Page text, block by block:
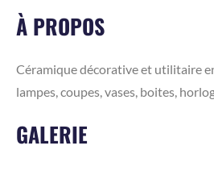
À PROPOS
Céramique décorative et utilitaire
lampes, coupes, vases, boites,
GALERIE